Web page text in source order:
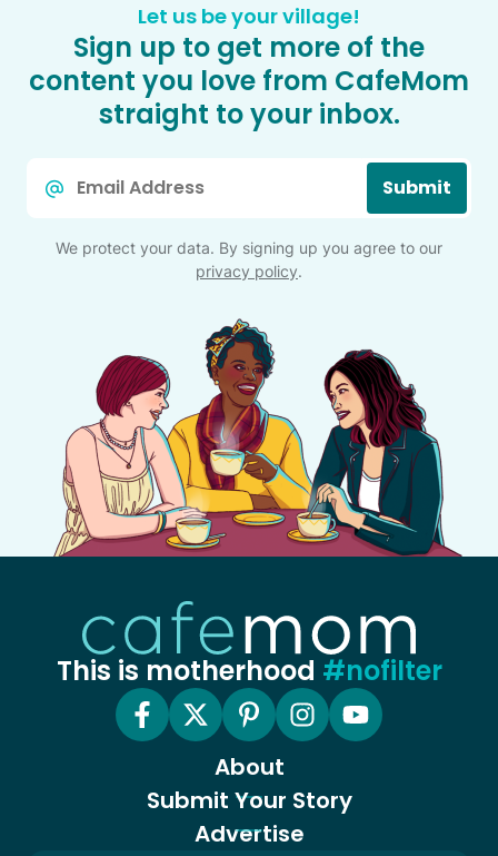
Let us be your village!
Sign up to get more of the
content you love from CafeMom
straight to your inbox.
Submit
We protect your data. By signing up you agree to our
privacy policy.
This is motherhood #nofilter
About
Submit Your Story
Advertise